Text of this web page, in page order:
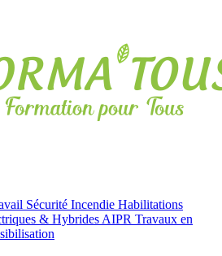
Sécurité Incendie Habilitations
& Hybrides AIPR Travaux en